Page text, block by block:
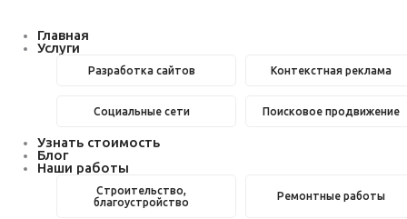
Главная
Услуги
Разработка сайтов Контекстная реклама
Социальные сети Поисковое продвижение
Узнать стоимость
Блог
Наши работы
Строительство,
благоустройство
Ремонтные работы